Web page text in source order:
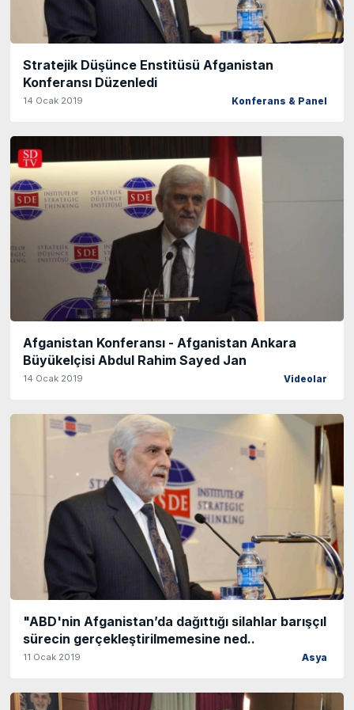
Stratejik Düşünce Enstitüsü Afganistan
Konferansı Düzenledi
14 Ocak 2019 Konferans & Panel
Afganistan Konferansı - Afganistan Ankara
Büyükelçisi Abdul Rahim Sayed Jan
14 Ocak 2019 Videolar
"ABD'nin Afganistan’da dağıttığı silahlar barışçıl
sürecin gerçekleştirilmemesine ned..
11 Ocak 2019 Asya